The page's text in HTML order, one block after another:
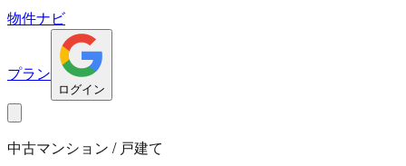
物件ナビ
プラン
ログイン
中古マンション / 戸建て